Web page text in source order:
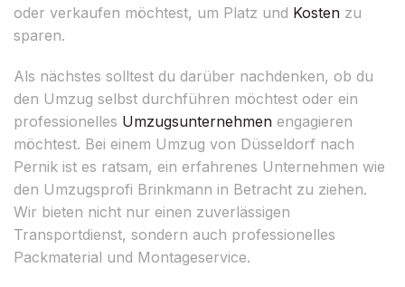
oder verkaufen möchtest, um Platz und Kosten zu
sparen.
Als nächstes solltest du darüber nachdenken, ob du
den Umzug selbst durchführen möchtest oder ein
professionelles Umzugsunternehmen engagieren
möchtest. Bei einem Umzug von Düsseldorf nach
Pernik ist es ratsam, ein erfahrenes Unternehmen wie
den Umzugsprofi Brinkmann in Betracht zu ziehen.
Wir bieten nicht nur einen zuverlässigen
Transportdienst, sondern auch professionelles
Packmaterial und Montageservice.